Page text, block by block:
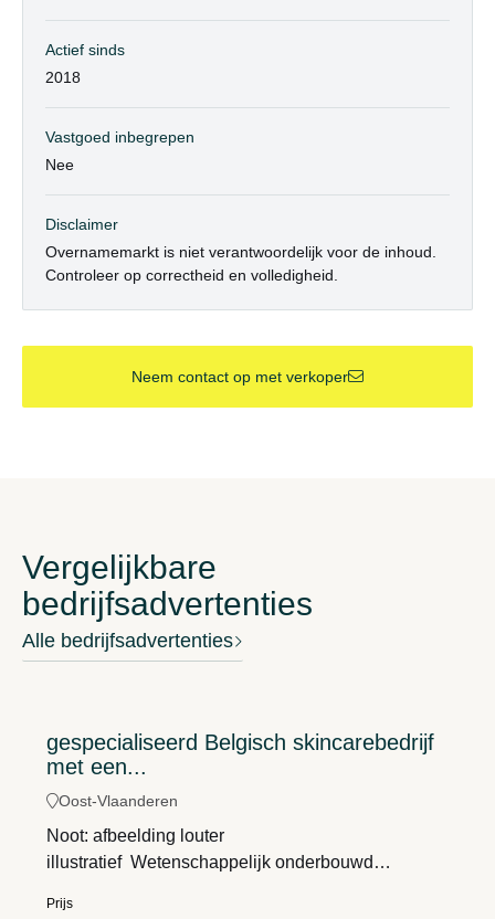
Actief sinds
2018
Vastgoed inbegrepen
Nee
Disclaimer
Overnamemarkt is niet verantwoordelijk voor de inhoud.
Controleer op correctheid en volledigheid.
Neem contact op met verkoper
Vergelijkbare
bedrijfsadvertenties
Alle bedrijfsadvertenties
gespecialiseerd Belgisch skincarebedrijf
met een...
Oost-Vlaanderen
Noot: afbeelding louter
illustratief Wetenschappelijk onderbouwd
een gespecialiseerd merk in natuurlijke,
Prijs